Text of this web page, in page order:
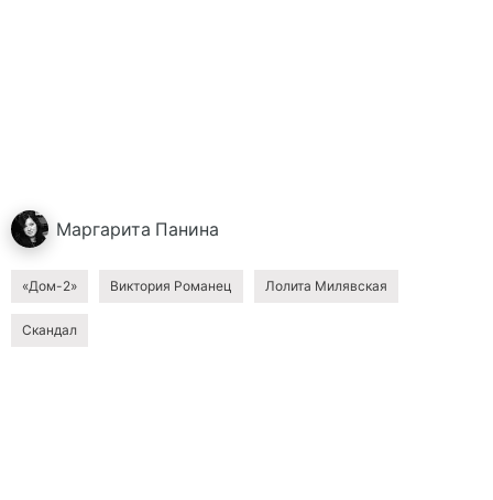
Маргарита Панина
«Дом-2» Виктория Романец Лолита Милявская
Скандал